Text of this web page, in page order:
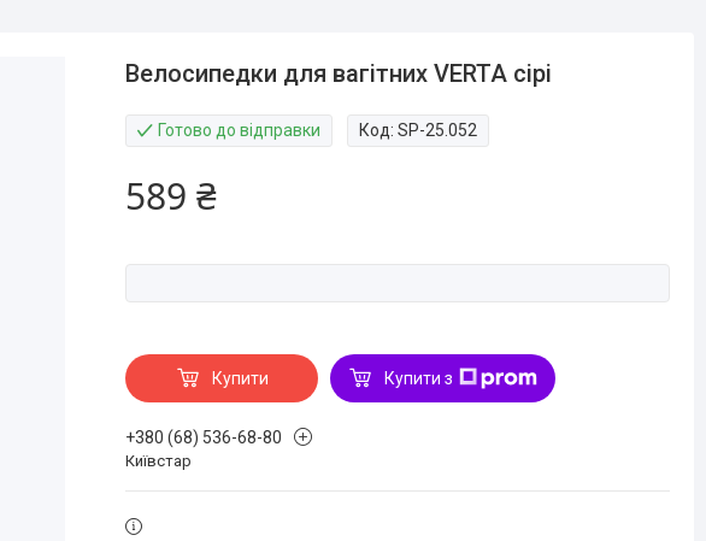
Велосипедки для вагітних VERTA сірі
Готово до відправки Код:SP-25.052
589 ₴
Купити Купити з
+380 (68) 536-68-80
Київстар